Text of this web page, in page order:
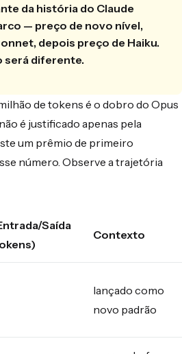
da história do Claude
— preço de novo nível,
depois preço de Haiku.
será diferente.
de tokens é o dobro do Opus
é justificado apenas pela
um prêmio de primeiro
número. Observe a trajetória
Saída
Contexto
lançado como
novo padrão